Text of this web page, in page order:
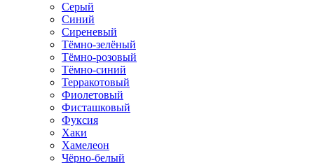
Серый
Синий
Сиреневый
Тёмно-зелёный
Тёмно-розовый
Тёмно-синий
Терракотовый
Фиолетовый
Фисташковый
Фуксия
Хаки
Хамелеон
Чёрно-белый